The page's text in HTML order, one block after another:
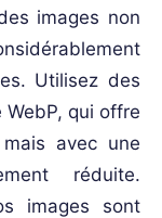
images non
Utilisez des
WebP, qui offre
avec une
réduite.
images sont